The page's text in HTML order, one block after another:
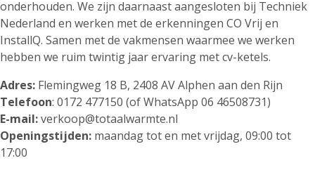
onderhouden. We zijn daarnaast aangesloten bij Techniek
Nederland en werken met de erkenningen CO Vrij en
InstallQ. Samen met de vakmensen waarmee we werken
hebben we ruim twintig jaar ervaring met cv-ketels.
Adres: Flemingweg 18 B, 2408 AV Alphen aan den Rijn
Telefoon: 0172 477150 (of WhatsApp 06 46508731)
E-mail:verkoop@totaalwarmte.nl
Openingstijden: maandag tot en met vrijdag, 09:00 tot
17:00